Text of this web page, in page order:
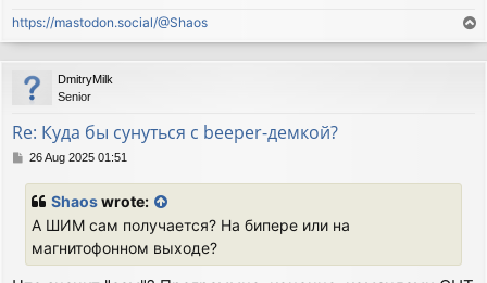
https://mastodon.social/@Shaos
o
p
DmitryMilk
Senior
Re: Куда бы сунуться с beeper-демкой?
P26 Aug 2025 01:51
Shaoswrote:
А ШИМ сам получается? На бипере или на
магнитофонном выходе?